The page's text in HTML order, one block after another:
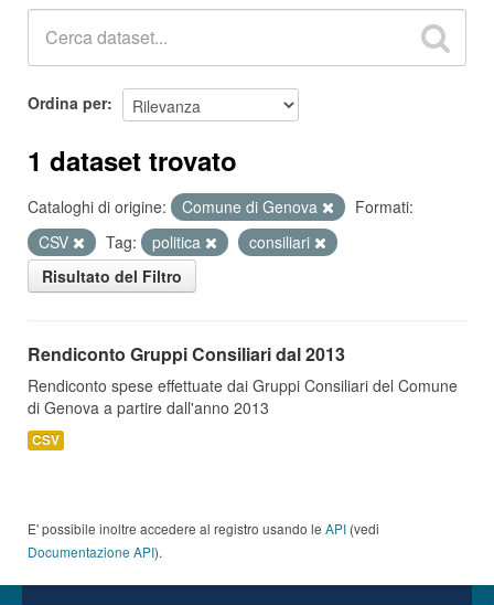
Ordina per
1 dataset trovato
Cataloghi di origine: Comune di Genova
Formati:
CSV
Tag: politica
consiliari
Risultato del Filtro
Rendiconto Gruppi Consiliari dal 2013
Rendiconto spese effettuate dai Gruppi Consiliari del Comune
di Genova a partire dall'anno 2013
CSV
E' possibile inoltre accedere al registro usando le API (vedi
Documentazione API).